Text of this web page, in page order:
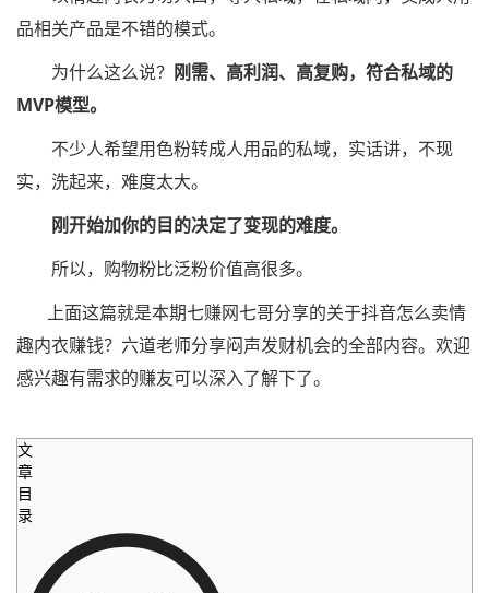
品相关产品是不错的模式。
为什么这么说？ 刚需、高利润、高复购，符合私域的
MVP模型。
不少人希望用色粉转成人用品的私域，实话讲，不现
实，洗起来，难度太大。
刚开始加你的目的决定了变现的难度。
所以，购物粉比泛粉价值高很多。
上面这篇就是本期七赚网七哥分享的关于抖音怎么卖情
趣内衣赚钱？六道老师分享闷声发财机会的全部内容。欢迎
感兴趣有需求的赚友可以深入了解下了。
文
章
目
录